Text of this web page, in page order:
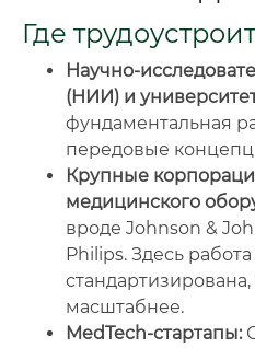
Где
Научно-
(НИИ) и
фундаментальная
передовые
Крупные
медицинского
вроде Johnson &
Philips. Здесь
масштабнее.
MedTech-стартапы: